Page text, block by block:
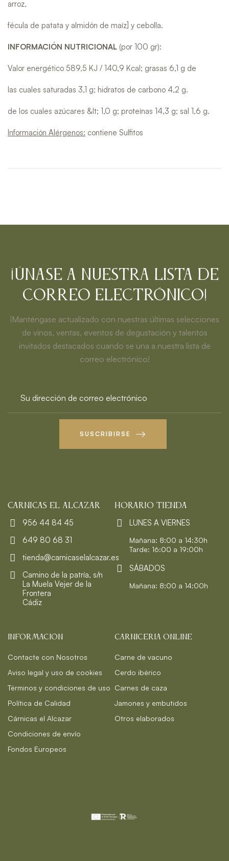
arroz,
fécula de patata y almidón de maíz] y cebolla.
INFORMACIÓN NUTRICIONAL (por 100 gr):
Valor energético 589,5 KJ / 140,9 Kcal; grasas 6,1 g de
las cuales saturadas 3,1 g; hidratos de carbono 4,2 g.
de los cuales azúcares &lt; 1,0 g; proteínas 14,3 g; sal 1,6 g.
Información Alérgenos: contiene Sulfitos
¡Únase a nuestra lista de
correo electrónico!
¡Manténgase actualizado con nuestras últimas selecciones
de vinos, ventas, eventos de degustación y talentos
invitados destacados cuando se una a nuestra lista de
correo electrónico!
SUSCRIBIRSE
CARNICAS EL ALCAZAR
956 44 84 45
649 80 68 31
tienda@carnicaselalcazar.es
Camino de la patría, s/n
La Muela Vejer de la
Frontera
Cádiz
HORARIO TIENDA
LUNES A VIERNES
Mañana: 8:00 a 14:30h
Tarde: 16:00 a 19:00h
SÁBADOS
Mañana: 8:00 a 14:00h
INFORMACIÓN
Contacte con Nosotros
Aviso legal y uso de cookies
Términos y condiciones de uso
Política de Calidad
Cárnicas el Alcazar
Condiciones de envío
Fondos Europeos
CARNICERIA ONLINE
Carne de vacuno
Cerdo ibérico
Carnes de caza
Jamones y embutidos
Otros elaborados